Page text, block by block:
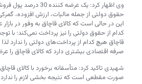
وی اظهار کرد: یک عرضه کننده
حقوق دولتی از جمله مالیات‌، ارزش افزوده،
این در حالی است که کالای قاچاق به وفور در
کدام از حقوق دولتی را نیز پرداخت نمی‌کند؛ با
قاچاق هیچ کدام از پرداخت‌های دولتی را ندارد
صرفه اقتصادی بیشتری دارد که کالای قاچاق را
شهیدی تاکید کرد: متأسفانه برخورد با کالای
صورت مقطعی است که نتیجه بخشی لازم را ندارد.